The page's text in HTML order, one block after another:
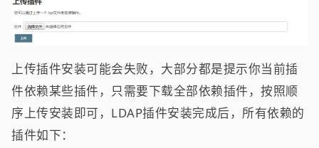
上传插件安装可能会失败，大部分都是提示你当前插
件依赖某些插件，只需要下载全部依赖插件，按照顺
序上传安装即可，LDAP插件安装完成后，所有依赖的
插件如下：